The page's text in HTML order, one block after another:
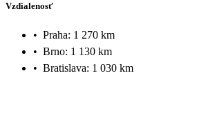
Vzdialenosť
• Praha: 1 270 km
• Brno: 1 130 km
• Bratislava: 1 030 km